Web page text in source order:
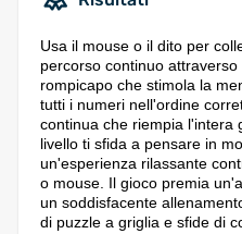
Usa il mouse o il dito per
percorso continuo
rompicapo che stimola la
tutti i numeri nell'ordine
continua che riempia l'intera
livello ti sfida a pensare in
un'esperienza rilassante
o mouse. Il gioco premia
un soddisfacente
di puzzle a griglia e sfide di